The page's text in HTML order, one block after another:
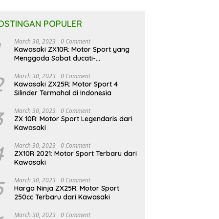
POPULER
March 30, 2023 0 Comment
Kawasaki ZX10R: Motor Sport yang
Menggoda Sobat ducati-
March 30, 2023 0 Comment
Kawasaki ZX25R: Motor Sport 4
Silinder Termahal di Indonesia
March 30, 2023 0 Comment
ZX 10R: Motor Sport Legendaris dari
Kawasaki
March 30, 2023 0 Comment
ZX10R 2021: Motor Sport Terbaru dari
Kawasaki
March 30, 2023 0 Comment
Harga Ninja ZX25R: Motor Sport
250cc Terbaru dari Kawasaki
March 30, 2023 0 Comment